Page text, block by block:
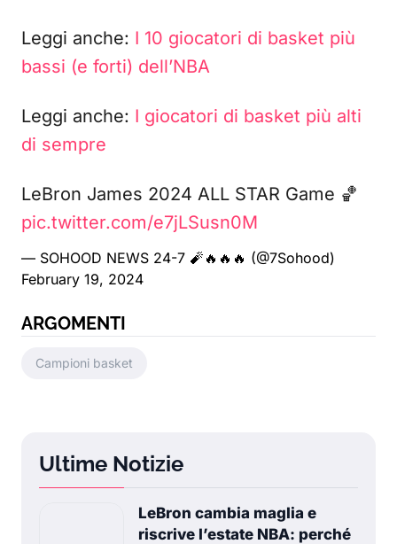
Leggi anche: I 10 giocatori di basket più
bassi (e forti) dell’NBA
Leggi anche: I giocatori di basket più alti
di sempre
LeBron James 2024 ALL STAR Game 🏀
pic.twitter.com/e7jLSusn0M
— SOHOOD NEWS 24-7 🧨🔥🔥🔥 (@7Sohood)
February 19, 2024
ARGOMENTI
Campioni basket
Ultime Notizie
LeBron cambia maglia e
riscrive l’estate NBA: perché